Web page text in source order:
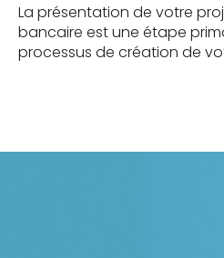
La présentation de votre
bancaire est une étape
processus de création de